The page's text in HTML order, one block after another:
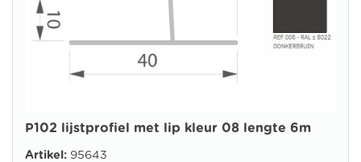
P102 lijstprofiel met lip kleur 08 lengte 6m
Artikel: 95643